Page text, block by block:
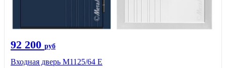
92 200 руб
Входная дверь М1125/64 Е